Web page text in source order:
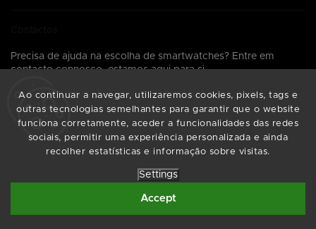
Ao continuar a navegar, utilizaremos cookies, pixels, tags e
outras tecnologias semelhantes para garantir que o website
funciona corretamente, aceder a funcionalidades das redes
sociais, permitir uma experiência personalizada e ainda
recolher estatísticas e informação sobre visitas.
Settings
Accept
Precisa de ajuda na escolha de smartwatches? Entre em
contacto connosco, estamos aqui para si.
info@armodd.pt
Responder-lhe-emos em 24 horas.
VytvořilShoptet| DesignShoptak.cz